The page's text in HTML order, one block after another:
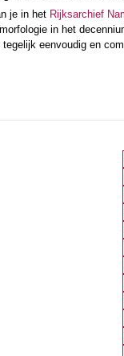
je in het Rijksarchief
in het
eenvoudig en